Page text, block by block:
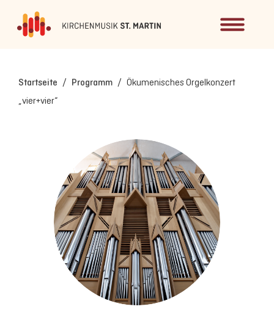
Startseite / Programm / Ökumenisches Orgelkonzert
„vier+vier“